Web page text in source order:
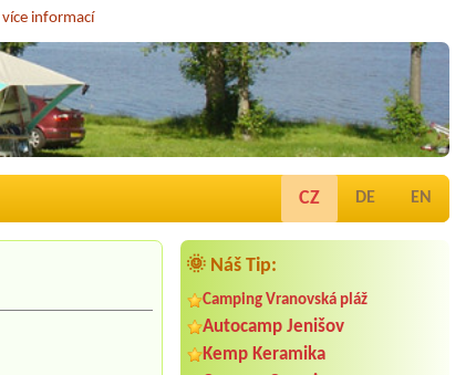
více informací
CZ DE EN
🌞 Náš Tip:
Camping Vranovská pláž
Autocamp Jenišov
Kemp Keramika